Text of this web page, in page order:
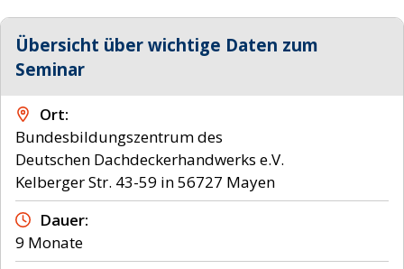
Übersicht über wichtige Daten zum
Seminar
Ort
Bundesbildungszentrum des
Deutschen Dachdeckerhandwerks e.V.
Dauer
9 Monate